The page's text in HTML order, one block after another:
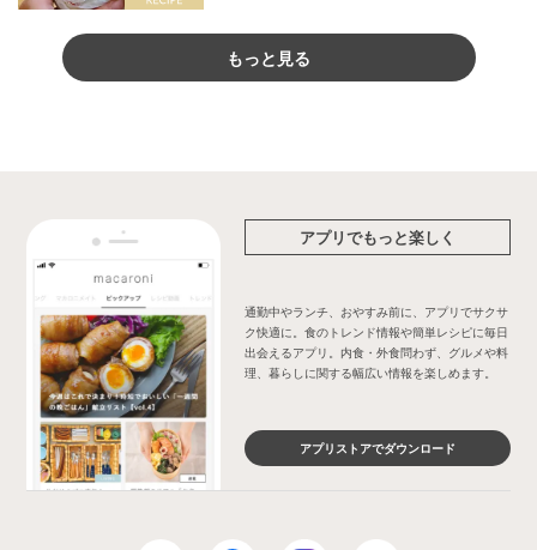
もっと見る
アプリでもっと楽しく
通勤中やランチ、おやすみ前に、アプリでサクサ
ク快適に。食のトレンド情報や簡単レシピに毎日
出会えるアプリ。内食・外食問わず、グルメや料
理、暮らしに関する幅広い情報を楽しめます。
アプリストアでダウンロード